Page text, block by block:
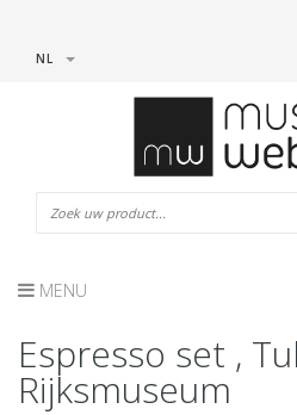
NL
MENU
Espresso set ,
Rijksmuseum